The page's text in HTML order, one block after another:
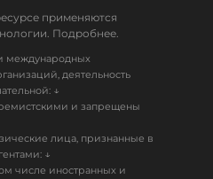
применяются
Подробнее.
международных
деятельность
↓
и запрещены
лица, признанные в
↓
числе иностранных и